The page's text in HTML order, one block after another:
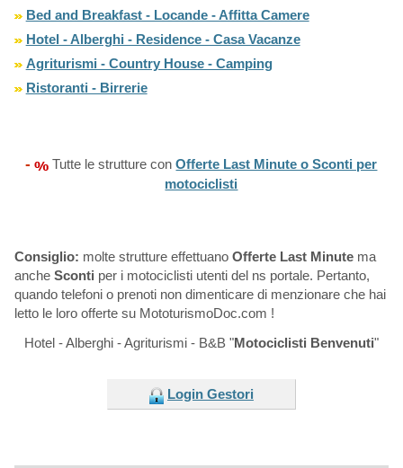
Bed and Breakfast - Locande - Affitta Camere
Hotel - Alberghi - Residence - Casa Vacanze
Agriturismi - Country House - Camping
Ristoranti - Birrerie
- Tutte le strutture conOfferte Last Minute o Sconti per
motociclisti
Consiglio: molte strutture effettuano Offerte Last Minutema
anche Sconti per i motociclisti utenti del ns portale. Pertanto,
quando telefoni o prenoti non dimenticare di menzionare che hai
letto le loro offerte su MototurismoDoc.com !
Hotel - Alberghi - Agriturismi - B&B "Motociclisti Benvenuti"
Login Gestori